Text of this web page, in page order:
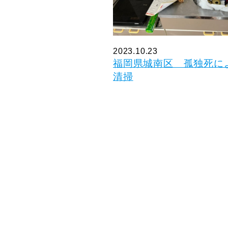
2023.10.23
福岡県城南区 孤独死に
清掃